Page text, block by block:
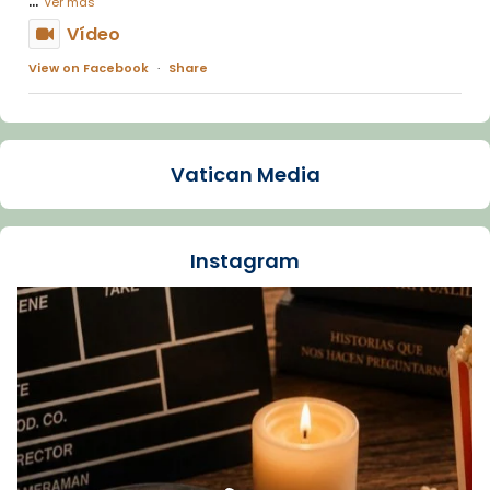
Vídeo
View on Facebook · Share
Arquebisbat de Barcelona
La Carmina va patir depressió. Fa gairebé
dos mesos, a l'Estadi Lluís Companys, la
Recupera l'entrevista comp
Vatican
tican News 👇
www.vaticannews.va/es/iglesia/news/2026-
07/carmina-historia-depresion-papa-viaje-
espana-testimoni...
Foto
Vatican Media
Instagram